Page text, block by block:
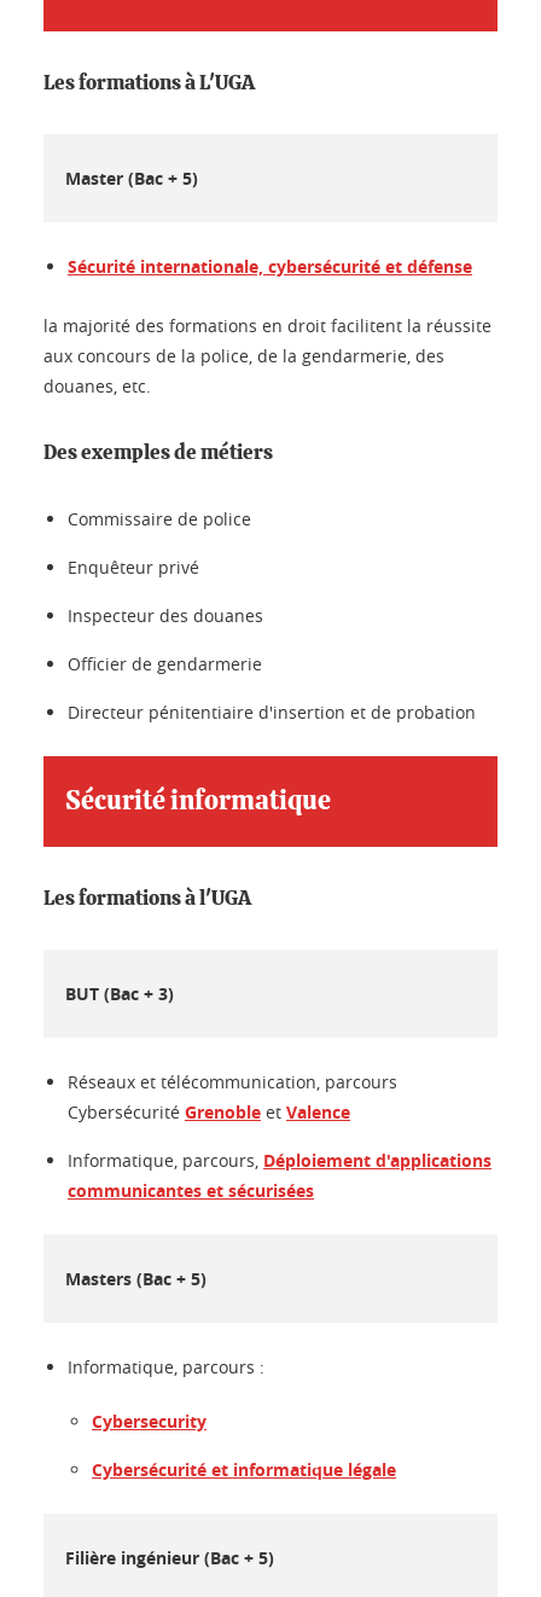
Les formations à L'UGA
Master (Bac + 5)
Sécurité internationale, cybersécurité et défense
la majorité des formations en droit facilitent la réussite
aux concours de la police, de la gendarmerie, des
douanes, etc.
Des exemples de métiers
Commissaire de police
Enquêteur privé
Inspecteur des douanes
Officier de gendarmerie
Directeur pénitentiaire d'insertion et de probation
Sécurité informatique
Les formations à l'UGA
BUT (Bac + 3)
Réseaux et télécommunication, parcours
Cybersécurité Grenoble et Valence
Informatique, parcours, Déploiement d'applications
communicantes et sécurisées
Masters (Bac + 5)
Informatique, parcours :
Cybersecurity
Cybersécurité et informatique légale
Filière ingénieur (Bac + 5)